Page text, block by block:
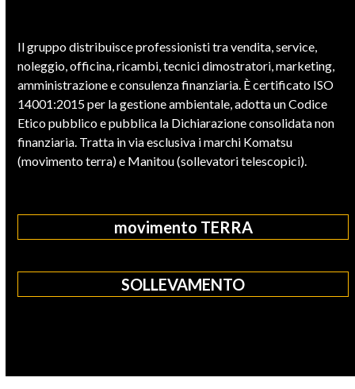
Il gruppo distribuisce professionisti tra vendita, service,
noleggio, officina, ricambi, tecnici dimostratori, marketing,
amministrazione e consulenza finanziaria. È certificato ISO
14001:2015 per la gestione ambientale, adotta un Codice
Etico pubblico e pubblica la Dichiarazione consolidata non
finanziaria. Tratta in via esclusiva i marchi Komatsu
(movimento terra) e Manitou (sollevatori telescopici).
movimento TERRA
SOLLEVAMENTO